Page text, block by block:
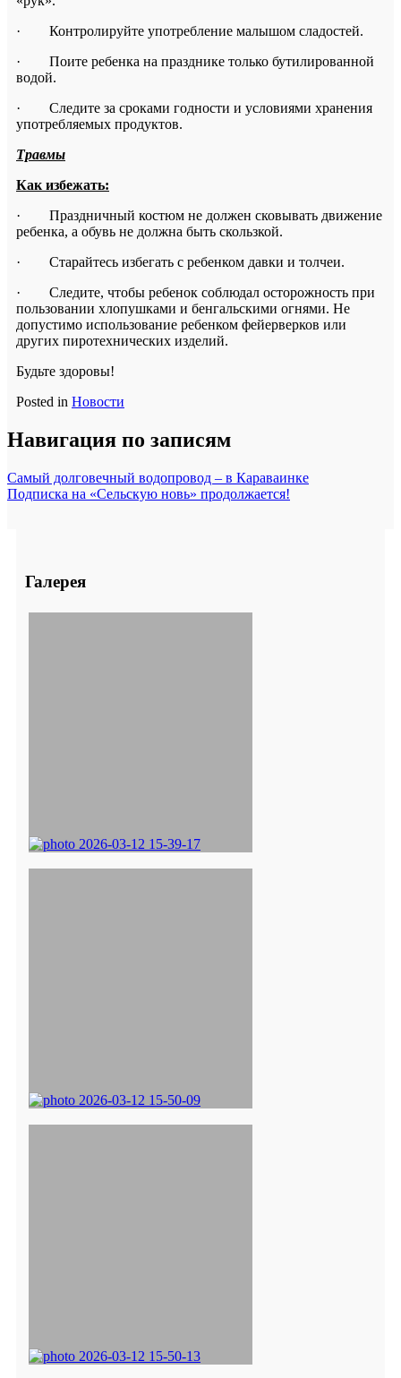
· Контролируйте употребление малышом сладостей.
· Поите ребенка на празднике только бутилированной
водой.
· Следите за сроками годности и условиями хранения
употребляемых продуктов.
Травмы
Как избежать:
· Праздничный костюм не должен сковывать движение
ребенка, а обувь не должна быть скользкой.
· Старайтесь избегать с ребенком давки и толчеи.
· Следите, чтобы ребенок соблюдал осторожность при
пользовании хлопушками и бенгальскими огнями. Не
допустимо использование ребенком фейерверков или
других пиротехнических изделий.
Будьте здоровы!
Posted in Новости
Навигация по записям
Самый долговечный водопровод – в Караваинке
Подписка на «Сельскую новь» продолжается!
Галерея